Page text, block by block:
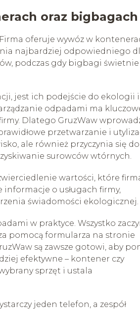
oraz bigbagach
oferuje wywóz w
najbardziej odpowiedniego
podczas gdy bigbagi świetnie
jest ich podejście do ekologii i
odpadami ma
Dlatego GruzWaw
przetwarzanie i
ale również przyczynia się do
surowców wtórnych.
wartości, które
o usługach firmy,
świadomości ekologicznej.
w praktyce. Wszystko
pomocą formularza na stronie
są zawsze gotowi, aby
efektywne – kontener czy
sprzęt i ustala
jeden telefon, a zespół